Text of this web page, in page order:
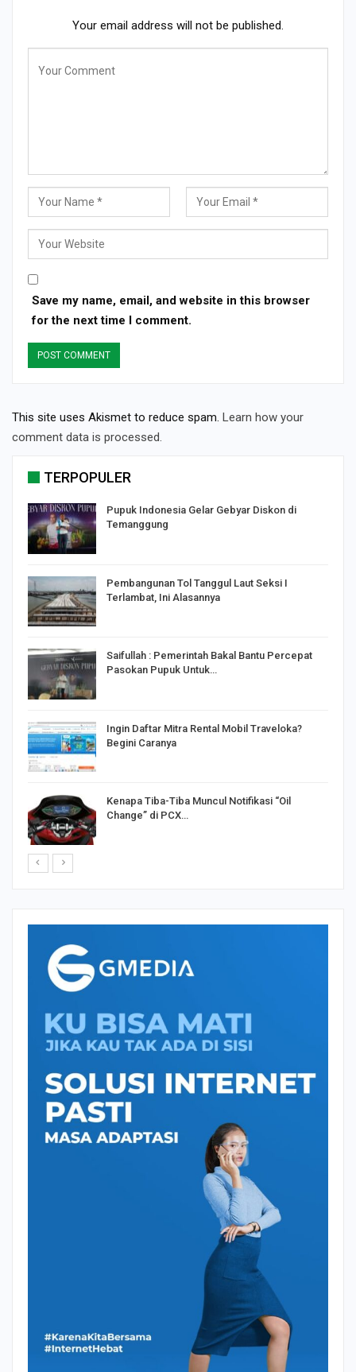
Your email address will not be published.
Save my name, email, and website in this browser
for the next time I comment.
This site uses Akismet to reduce spam. Learn how your
comment data is processed.
TERPOPULER
Pupuk Indonesia Gelar Gebyar Diskon di
Temanggung
Pembangunan Tol Tanggul Laut Seksi I
Terlambat, Ini Alasannya
Saifullah : Pemerintah Bakal Bantu Percepat
Pasokan Pupuk Untuk…
Ingin Daftar Mitra Rental Mobil Traveloka?
Begini Caranya
Kenapa Tiba-Tiba Muncul Notifikasi “Oil
Change” di PCX…